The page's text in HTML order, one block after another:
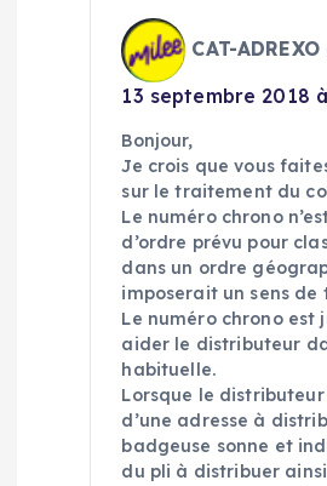
CAT-ADREXO
13 septembre 2018
Bonjour,
Je crois que vous
sur le traitement du
Le numéro chrono
d’ordre prévu pour
dans un ordre
imposerait un sens de
Le numéro chrono est
aider le distributeur
habituelle.
Lorsque le
d’une adresse à
badgeuse sonne et
du pli à distribuer ainsi